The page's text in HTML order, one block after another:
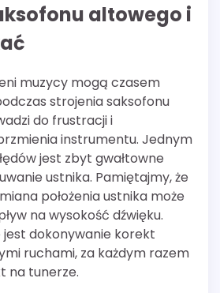
altowego i
muzycy mogą czasem
strojenia saksofonu
do frustracji i
instrumentu. Jednym
jest zbyt gwałtowne
ustnika. Pamiętajmy, że
położenia ustnika może
na wysokość dźwięku.
dokonywanie korekt
ruchami, za każdym razem
na tunerze.